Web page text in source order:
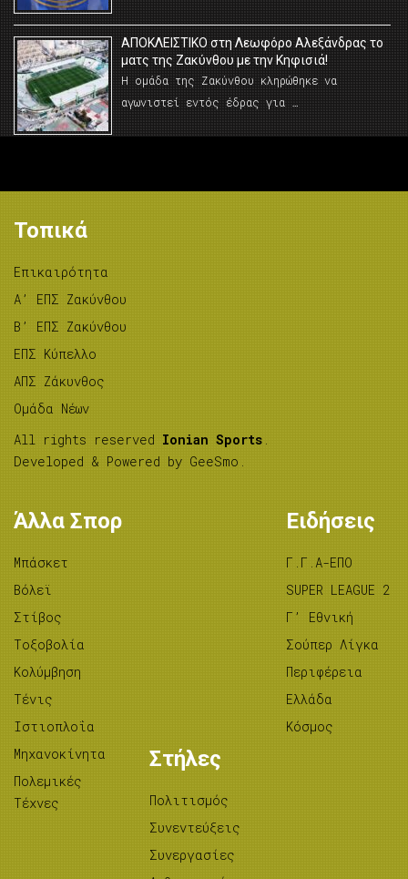
AΠΟΚΛΕΙΣΤΙΚΟ στη Λεωφόρο Αλεξάνδρας το
ματς της Ζακύνθου με την Κηφισιά!
Η ομάδα της Ζακύνθου κληρώθηκε να
αγωνιστεί εντός έδρας για …
Τοπικά
Επικαιρότητα
A’ ΕΠΣ Ζακύνθου
B’ ΕΠΣ Ζακύνθου
ΕΠΣ Κύπελλο
ΑΠΣ Ζάκυνθος
Ομάδα Νέων
All rights reserved Ionian Sports .
Developed & Powered by GeeSmo .
Άλλα Σπορ
Μπάσκετ
Βόλεϊ
Στίβος
Tοξοβολία
Κολύμβηση
Τένις
Ιστιοπλοΐα
Μηχανοκίνητα
Πολεμικές
Τέχνες
Ειδήσεις
Γ.Γ.Α-ΕΠΟ
SUPER LEAGUE 2
Γ’ Εθνική
Σούπερ Λίγκα
Περιφέρεια
Ελλάδα
Κόσμος
Στήλες
Πολιτισμός
Συνεντεύξεις
Συνεργασίες